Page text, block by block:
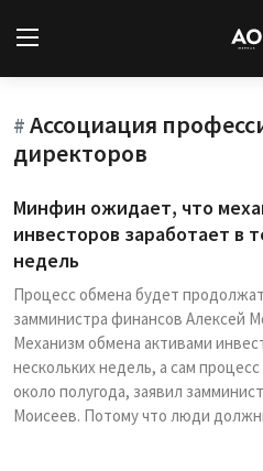
Вход
Статьи
Авторы
Архив
База знаний
# Ассоциация
директоров
Минфин ожидает, что
инвесторов заработает в
недель
Процесс обмена будет
замминистра финансов Алексей
Механизм обмена активами
нескольких недель, а сам
около полугода, заявил
Моисеев. Потому что люди